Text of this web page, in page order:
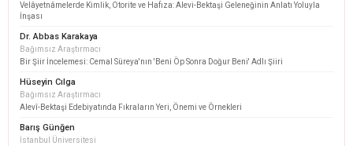
Velâyetnâmelerde Kimlik, Otorite ve Hafıza: Alevi-Bektaşi Geleneğinin Anlatı Yoluyla
İnşası
Dr. Abbas Karakaya
Bağımsız Araştırmacı
Bir Şiir İncelemesi: Cemal Süreya'nın 'Beni Öp Sonra Doğur Beni' Adlı Şiiri
Hüseyin Cılga
Bağımsız Araştırmacı
Alevî-Bektaşi Edebiyatında Fıkraların Yeri, Önemi ve Örnekleri
Barış Günğen
İstanbul Üniversitesi